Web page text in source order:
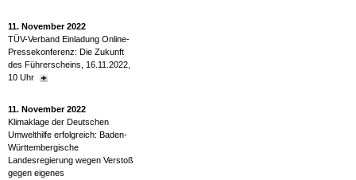
11. November 2022
TÜV-Verband Einladung Online-
Pressekonferenz: Die Zukunft
des Führerscheins, 16.11.2022,
10 Uhr
11. November 2022
Klimaklage der Deutschen
Umwelthilfe erfolgreich: Baden-
Württembergische
Landesregierung wegen Verstoß
gegen eigenes